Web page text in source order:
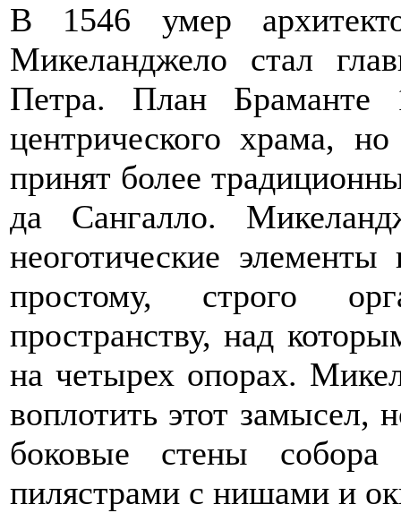
В 1546 умер
Микеланджело стал
Петра. План Браманте
центрического храма,
принят более
да Сангалло.
неоготические
простому, строго
пространству, над
на четырех опорах.
воплотить этот замысел,
боковые стены собора
пилястрами с нишами и